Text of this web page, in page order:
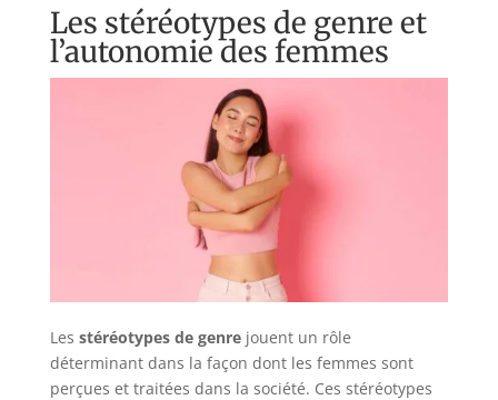
Les stéréotypes de genre et
l’autonomie des femmes
Les stéréotypes de genrejouent un rôle
déterminant dans la façon dont les femmes sont
perçues et traitées dans la société. Ces stéréotypes